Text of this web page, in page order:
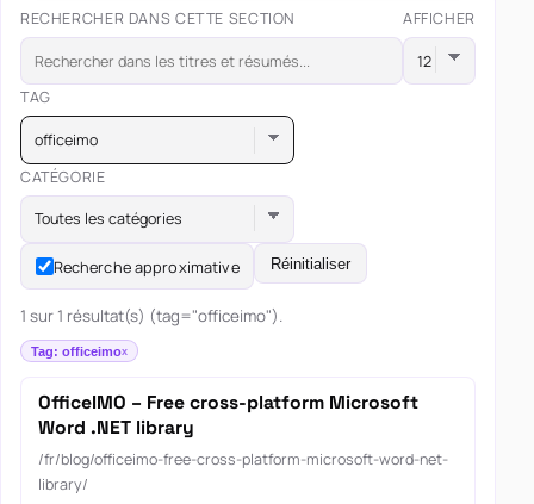
RECHERCHER DANS CETTE SECTION AFFICHER
TAG
officeimo
CATÉGORIE
Toutes les catégories
Recherche approximative Réinitialiser
1 sur 1 résultat(s) (tag="officeimo").
Tag: officeimo
OfficeIMO – Free cross-platform Microsoft
Word .NET library
/fr/blog/officeimo-free-cross-platform-microsoft-word-net-
library/